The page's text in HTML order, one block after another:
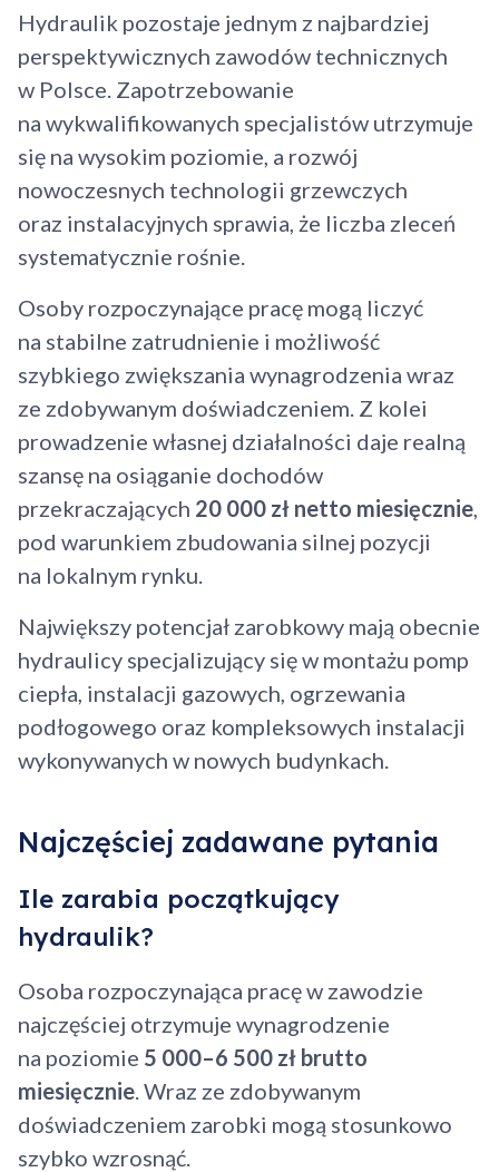
Hydraulik pozostaje jednym z najbardziej
perspektywicznych zawodów technicznych
w Polsce. Zapotrzebowanie
na wykwalifikowanych specjalistów utrzymuje
się na wysokim poziomie, a rozwój
nowoczesnych technologii grzewczych
oraz instalacyjnych sprawia, że liczba zleceń
systematycznie rośnie.
Osoby rozpoczynające pracę mogą liczyć
na stabilne zatrudnienie i możliwość
szybkiego zwiększania wynagrodzenia wraz
ze zdobywanym doświadczeniem. Z kolei
prowadzenie własnej działalności daje realną
szansę na osiąganie dochodów
przekraczających 20 000 zł netto miesięcznie,
pod warunkiem zbudowania silnej pozycji
na lokalnym rynku.
Największy potencjał zarobkowy mają obecnie
hydraulicy specjalizujący się w montażu pomp
ciepła, instalacji gazowych, ogrzewania
podłogowego oraz kompleksowych instalacji
wykonywanych w nowych budynkach.
Najczęściej zadawane pytania
Ile zarabia początkujący
hydraulik?
Osoba rozpoczynająca pracę w zawodzie
najczęściej otrzymuje wynagrodzenie
na poziomie 5 000–6 500 zł brutto
miesięcznie. Wraz ze zdobywanym
doświadczeniem zarobki mogą stosunkowo
szybko wzrosnąć.